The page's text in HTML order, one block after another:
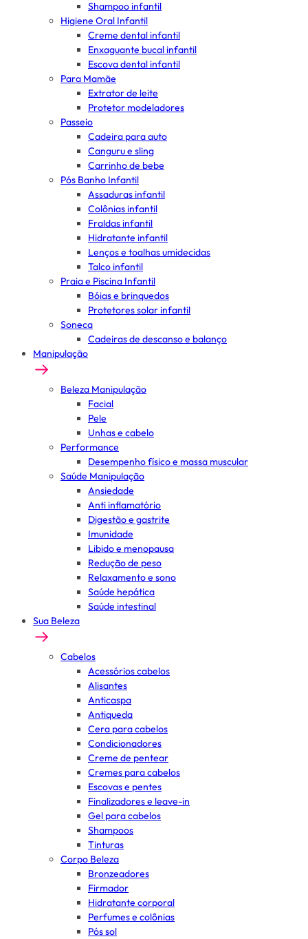
Shampoo infantil
Higiene Oral Infantil
Creme dental infantil
Enxaguante bucal infantil
Escova dental infantil
Para Mamãe
Extrator de leite
Protetor modeladores
Passeio
Cadeira para auto
Canguru e sling
Carrinho de bebe
Pós Banho Infantil
Assaduras infantil
Colônias infantil
Fraldas infantil
Hidratante infantil
Lenços e toalhas umidecidas
Talco infantil
Praia e Piscina Infantil
Bóias e brinquedos
Protetores solar infantil
Soneca
Cadeiras de descanso e balanço
Manipulação
Beleza Manipulação
Facial
Pele
Unhas e cabelo
Performance
Desempenho físico e massa muscular
Saúde Manipulação
Ansiedade
Anti inflamatório
Digestão e gastrite
Imunidade
Libido e menopausa
Redução de peso
Relaxamento e sono
Saúde hepática
Saúde intestinal
Sua Beleza
Cabelos
Acessórios cabelos
Alisantes
Anticaspa
Antiqueda
Cera para cabelos
Condicionadores
Creme de pentear
Cremes para cabelos
Escovas e pentes
Finalizadores e leave-in
Gel para cabelos
Shampoos
Tinturas
Corpo Beleza
Bronzeadores
Firmador
Hidratante corporal
Perfumes e colônias
Pós sol